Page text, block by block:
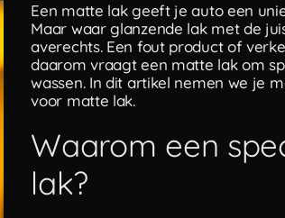
Een matte lak geeft je auto een
Maar waar glanzende lak met de
averechts. Een fout product of
daarom vraagt een matte lak om
wassen. In dit artikel nemen we je
voor matte lak.
Waarom een
lak?